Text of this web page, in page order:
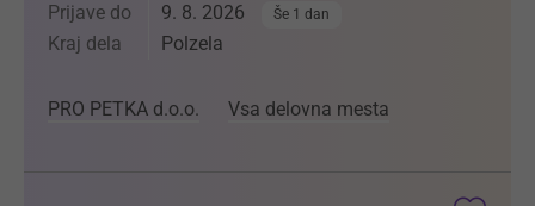
Prijave do 9. 8. 2026 Še 1 dan
Kraj dela Polzela
PRO PETKA d.o.o. Vsa delovna mesta